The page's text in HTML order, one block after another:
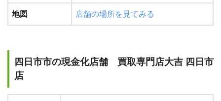
地図 店舗の場所を見てみる
四日市市の現金化店舗 買取専門店大吉 四日市
店